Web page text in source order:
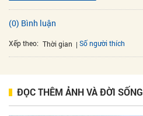
(0) Bình luận
Xếp theo: Thời gian Số người thích
ĐỌC THÊM ẢNH VÀ ĐỜI SỐNG